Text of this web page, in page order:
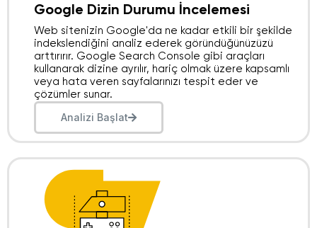
Google Dizin Durumu İncelemesi
Web sitenizin Google'da ne kadar etkili bir şekilde
indekslendiğini analiz ederek göründüğünüzüzü
arttırırır. Google Search Console gibi araçları
kullanarak dizine ayrılır, hariç olmak üzere kapsamlı
veya hata veren sayfalarınızı tespit eder ve
çözümler sunar.
Analizi Başlat